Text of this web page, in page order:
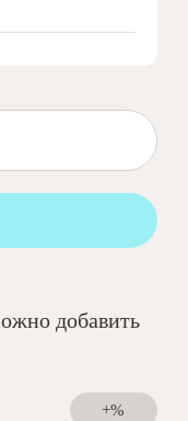
добавить
+%